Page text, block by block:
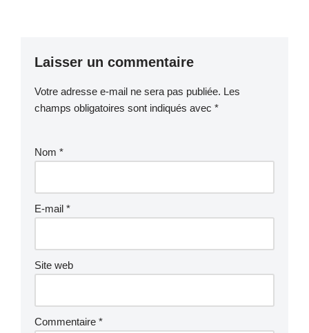
Laisser un commentaire
Votre adresse e-mail ne sera pas publiée. Les
champs obligatoires sont indiqués avec *
Nom *
E-mail *
Site web
Commentaire *